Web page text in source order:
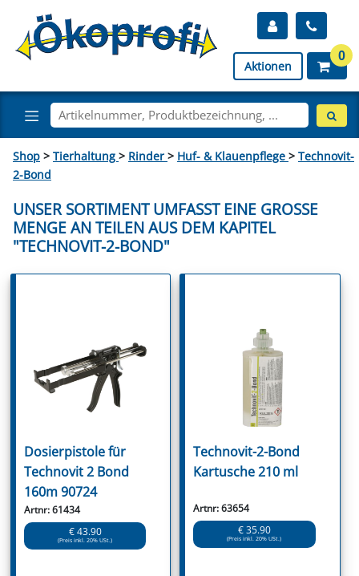
Aktionen
0
Shop > Tierhaltung > Rinder > Huf- & Klauenpflege > Technovit-
2-Bond
UNSER SORTIMENT UMFASST EINE GROSSE M
ENGE AN TEILEN AUS DEM KAPITEL "
TECHNOVIT-2-BOND"
Dosierpistole für
Technovit 2 Bond
160m 90724
Artnr: 61434
€ 43.90
(Preis inkl. 20% USt.)
Technovit-2-Bond
Kartusche 210 ml
Artnr: 63654
€ 35.90
(Preis inkl. 20% USt.)